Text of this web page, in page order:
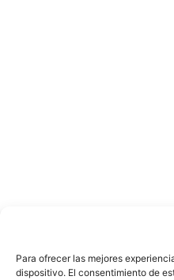
Para ofrecer las mejores
dispositivo. El consentimiento de